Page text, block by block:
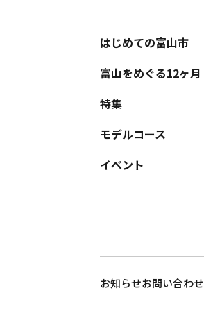
はじめての富山市
富山をめぐる12ヶ月
特集
モデルコース
イベント
お知らせお問い合わせ